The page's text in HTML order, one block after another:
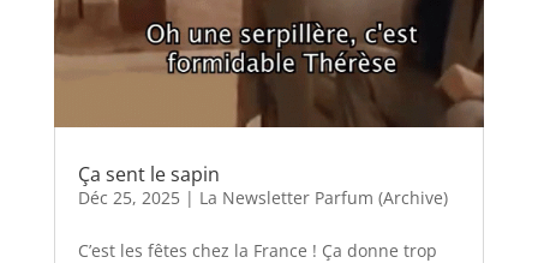
Ça sent le sapin
Déc 25, 2025| La Newsletter Parfum (Archive)
C’est les fêtes chez la France ! Ça donne trop